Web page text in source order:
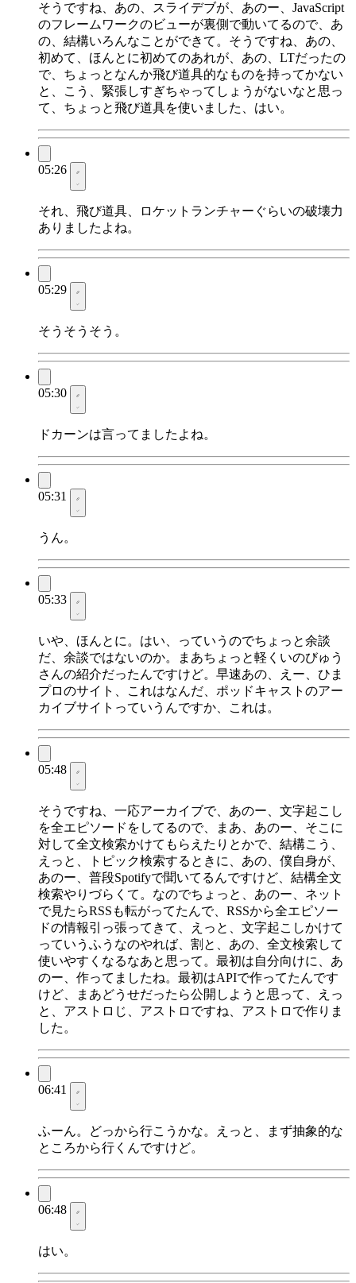
そうですね、あの、スライデブが、あのー、JavaScript
のフレームワークのビューが裏側で動いてるので、あ
の、結構いろんなことができて。そうですね、あの、
初めて、ほんとに初めてのあれが、あの、LTだったの
で、ちょっとなんか飛び道具的なものを持ってかない
と、こう、緊張しすぎちゃってしょうがないなと思っ
て、ちょっと飛び道具を使いました、はい。
05:26
それ、飛び道具、ロケットランチャーぐらいの破壊力
ありましたよね。
05:29
そうそうそう。
05:30
ドカーンは言ってましたよね。
05:31
うん。
05:33
いや、ほんとに。はい、っていうのでちょっと余談
だ、余談ではないのか。まあちょっと軽くいのびゅう
さんの紹介だったんですけど。早速あの、えー、ひま
プロのサイト、これはなんだ、ポッドキャストのアー
カイブサイトっていうんですか、これは。
05:48
そうですね、一応アーカイブで、あのー、文字起こし
を全エピソードをしてるので、まあ、あのー、そこに
対して全文検索かけてもらえたりとかで、結構こう、
えっと、トピック検索するときに、あの、僕自身が、
あのー、普段Spotifyで聞いてるんですけど、結構全文
検索やりづらくて。なのでちょっと、あのー、ネット
で見たらRSSも転がってたんで、RSSから全エピソー
ドの情報引っ張ってきて、えっと、文字起こしかけて
っていうふうなのやれば、割と、あの、全文検索して
使いやすくなるなあと思って。最初は自分向けに、あ
のー、作ってましたね。最初はAPIで作ってたんです
けど、まあどうせだったら公開しようと思って、えっ
と、アストロじ、アストロですね、アストロで作りま
した。
06:41
ふーん。どっから行こうかな。えっと、まず抽象的な
ところから行くんですけど。
06:48
はい。